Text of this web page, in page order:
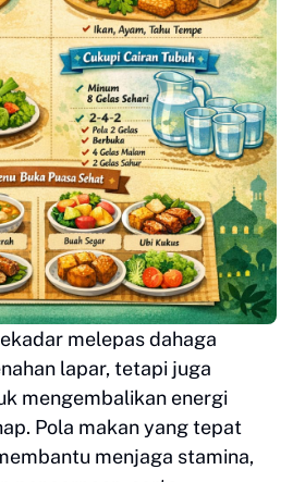
melepas dahaga
lapar, tetapi juga
mengembalikan energi
Pola makan yang tepat
menjaga stamina,